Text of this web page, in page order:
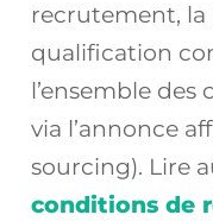
recrutement, la
qualification
l’ensemble
via l’annonce
sourcing). Lire
conditions de